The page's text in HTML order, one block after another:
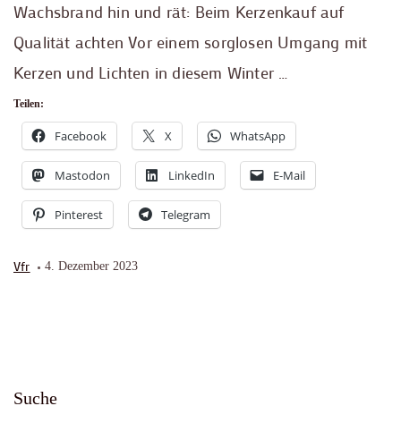
Wachsbrand hin und rät: Beim Kerzenkauf auf
Qualität achten Vor einem sorglosen Umgang mit
Kerzen und Lichten in diesem Winter …
Teilen:
Facebook X WhatsApp
Mastodon LinkedIn E-Mail
Pinterest Telegram
Vfr 4. Dezember 2023
Suche